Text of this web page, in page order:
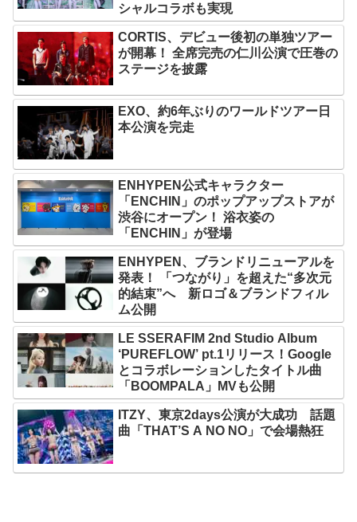
シャルコラボも実現
CORTIS、デビュー後初の単独ツアー
が開幕！ 全席完売の仁川公演で圧巻の
ステージを披露
EXO、約6年ぶりのワールドツアー日
本公演を完走
ENHYPEN公式キャラクター
「ENCHIN」のポップアップストアが
渋谷にオープン！ 浴衣姿の
「ENCHIN」が登場
ENHYPEN、ブランドリニューアルを
発表！ 「つながり」を超えた“多次元
的結束”へ 新ロゴ＆ブランドフィル
ム公開
LE SSERAFIM 2nd Studio Album
‘PUREFLOW’ pt.1リリース！Google
とコラボレーションしたタイトル曲
「BOOMPALA」MVも公開
ITZY、東京2days公演が大成功 話題
曲「THAT’S A NO NO」で会場熱狂